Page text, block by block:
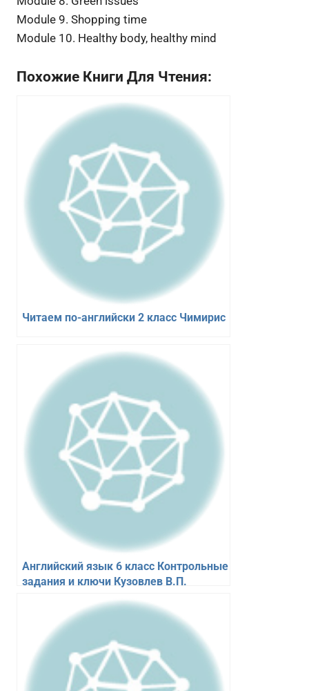
Module 9. Shopping time
Module 10. Healthy body, healthy mind
Похожие Книги Для Чтения:
Читаем по-английски 2 класс Чимирис
Английский язык 6 класс Контрольные
задания и ключи Кузовлев В.П.